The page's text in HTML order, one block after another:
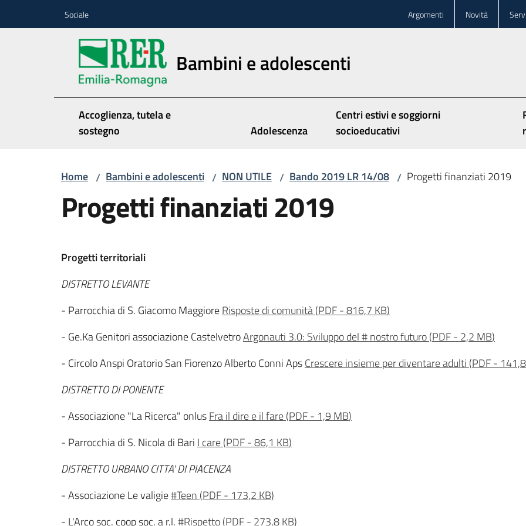
Sociale Argomenti Novità
Bambini e adolescenti
Accoglienza, tutela e
sostegno
Adolescenza
Centri estivi e soggiorni
socioeducativi
Home / Bambini e adolescenti / NON UTILE / Bando 2019 LR 14/08 / Progetti finanziati 2019
Progetti finanziati 2019
Progetti territoriali
DISTRETTO LEVANTE
- Parrocchia di S. Giacomo MaggioreRisposte di comunità(PDF-816,7 KB)
- Ge.Ka Genitori associazione CastelvetroArgonauti 3.0: Sviluppo del # nostro futuro(PDF- 2,2 MB)
- Circolo Anspi Oratorio San Fiorenzo Alberto Conni ApsCrescere insieme per diventare adulti (PDF-
DISTRETTO DI PONENTE
- Associazione "La Ricerca" onlusFra il dire e il fare(PDF- 1,9 MB)
- Parrocchia di S. Nicola di Bari I care(PDF-86,1 KB)
DISTRETTO URBANO CITTA' DI PIACENZA
- Associazione Le valigie#Teen (PDF- 173,2 KB)
- L'Arco soc. coop soc. a r.l.#Rispetto(PDF- 273,8 KB)